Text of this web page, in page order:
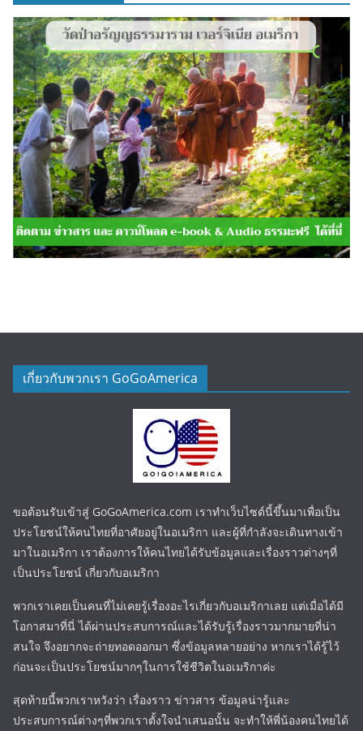
เกี่ยวกับพวกเรา GoGoAmerica
ขอต้อนรับเข้าสู่ GoGoAmerica.com เราทำเว็บไซต์นี้ขึ้นมาเพื่อเป็น
ประโยชน์ให้คนไทยที่อาศัยอยู่ในอเมริกา และผู้ที่กำลังจะเดินทางเข้า
มาในอเมริกา เราต้องการให้คนไทยได้รับข้อมูลและเรื่องราวต่างๆที่
เป็นประโยชน์ เกี่ยวกับอเมริกา
พวกเราเคยเป็นคนที่ไม่เคยรู้เรื่องอะไรเกี่ยวกับอเมริกาเลย แต่เมื่อได้มี
โอกาสมาที่นี่ ได้ผ่านประสบการณ์และได้รับรู้เรื่องราวมากมายที่น่า
สนใจ จึงอยากจะถ่ายทอดออกมา ซึ่งข้อมูลหลายอย่าง หากเราได้รู้ไว้
ก่อนจะเป็นประโยชน์มากๆในการใช้ชีวิตในอเมริกาค่ะ
สุดท้ายนี้พวกเราหวังว่า เรื่องราว ข่าวสาร ข้อมูลน่ารู้และ
ประสบการณ์ต่างๆที่พวกเราตั้งใจนำเสนอนั้น จะทำให้พี่น้องคนไทยได้